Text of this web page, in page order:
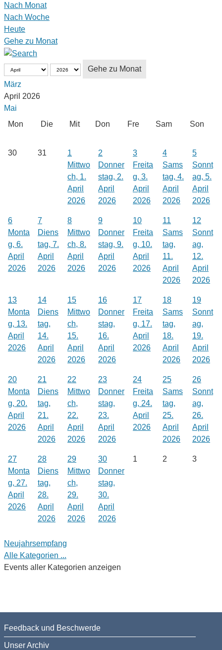
Nach Monat
Nach Woche
Heute
Gehe zu Monat
Gehe zu Monat
März
April 2026
Mai
Mon
Die Mit Don Fre Sam Son
30 31
1
Mittwo
ch, 1.
April
2026
2
Donner
stag, 2.
April
2026
3
Freita
g, 3.
April
2026
4
Sams
tag, 4.
April
2026
5
Sonnt
ag, 5.
April
2026
6
Monta
g, 6.
April
2026
7
Diens
tag, 7.
April
2026
8
Mittwo
ch, 8.
April
2026
9
Donner
stag, 9.
April
2026
10
Freita
g, 10.
April
2026
11
Sams
tag,
11.
April
2026
12
Sonnt
ag,
12.
April
2026
13
Monta
g, 13.
April
2026
14
Diens
tag,
14.
April
2026
15
Mittwo
ch,
15.
April
2026
16
Donner
stag,
16.
April
2026
17
Freita
g, 17.
April
2026
18
Sams
tag,
18.
April
2026
19
Sonnt
ag,
19.
April
2026
20
Monta
g, 20.
April
2026
21
Diens
tag,
21.
April
2026
22
Mittwo
ch,
22.
April
2026
23
Donner
stag,
23.
April
2026
24
Freita
g, 24.
April
2026
25
Sams
tag,
25.
April
2026
26
Sonnt
ag,
26.
April
2026
27
Monta
g, 27.
April
2026
28
Diens
tag,
28.
April
2026
29
Mittwo
ch,
29.
April
2026
30
Donner
stag,
30.
April
2026
1 2 3
Neujahrsempfang
Alle Kategorien ...
Events aller Kategorien anzeigen
Feedback und Beschwerde
Unser Archiv